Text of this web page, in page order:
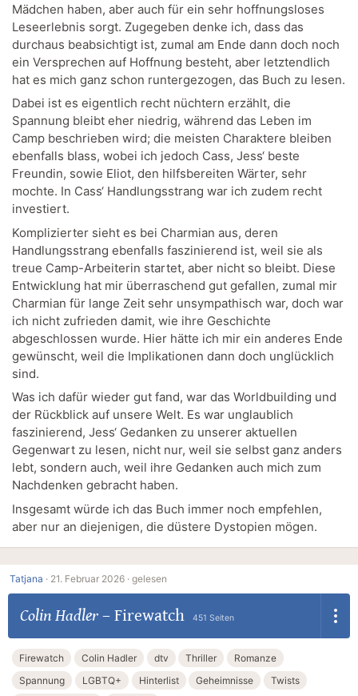
Mädchen haben, aber auch für ein sehr hoffnungsloses
Leseerlebnis sorgt. Zugegeben denke ich, dass das
durchaus beabsichtigt ist, zumal am Ende dann doch noch
ein Versprechen auf Hoffnung besteht, aber letztendlich
hat es mich ganz schon runtergezogen, das Buch zu lesen.
Dabei ist es eigentlich recht nüchtern erzählt, die
Spannung bleibt eher niedrig, während das Leben im
Camp beschrieben wird; die meisten Charaktere bleiben
ebenfalls blass, wobei ich jedoch Cass, Jess‘ beste
Freundin, sowie Eliot, den hilfsbereiten Wärter, sehr
mochte. In Cass‘ Handlungsstrang war ich zudem recht
investiert.
Komplizierter sieht es bei Charmian aus, deren
Handlungsstrang ebenfalls faszinierend ist, weil sie als
treue Camp-Arbeiterin startet, aber nicht so bleibt. Diese
Entwicklung hat mir überraschend gut gefallen, zumal mir
Charmian für lange Zeit sehr unsympathisch war, doch war
ich nicht zufrieden damit, wie ihre Geschichte
abgeschlossen wurde. Hier hätte ich mir ein anderes Ende
gewünscht, weil die Implikationen dann doch unglücklich
sind.
Was ich dafür wieder gut fand, war das Worldbuilding und
der Rückblick auf unsere Welt. Es war unglaublich
faszinierend, Jess‘ Gedanken zu unserer aktuellen
Gegenwart zu lesen, nicht nur, weil sie selbst ganz anders
lebt, sondern auch, weil ihre Gedanken auch mich zum
Nachdenken gebracht haben.
Insgesamt würde ich das Buch immer noch empfehlen,
aber nur an diejenigen, die düstere Dystopien mögen.
Tatjana · 21. Februar 2026 · gelesen
Colin Hadler– Firewatch 451 Seiten
Firewatch Colin Hadler dtv Thriller
Romanze
Spannung
LGBTQ+ Hinterlist Geheimnisse
Twists